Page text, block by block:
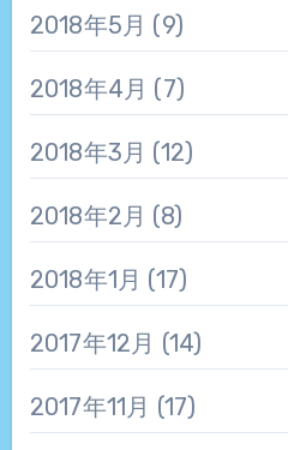
2018年5月 (9)
2018年4月 (7)
2018年3月 (12)
2018年2月 (8)
2018年1月 (17)
2017年12月 (14)
2017年11月 (17)